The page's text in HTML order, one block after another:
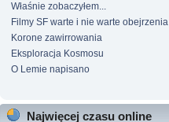
Właśnie zobaczyłem...
Filmy SF warte i nie warte obejrzenia
Korone zawirrowania
Eksploracja Kosmosu
O Lemie napisano
Najwięcej czasu online